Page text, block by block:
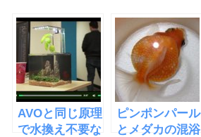
AVOと同じ原理
で水換え不要な
ピンポンパール
とメダカの混浴